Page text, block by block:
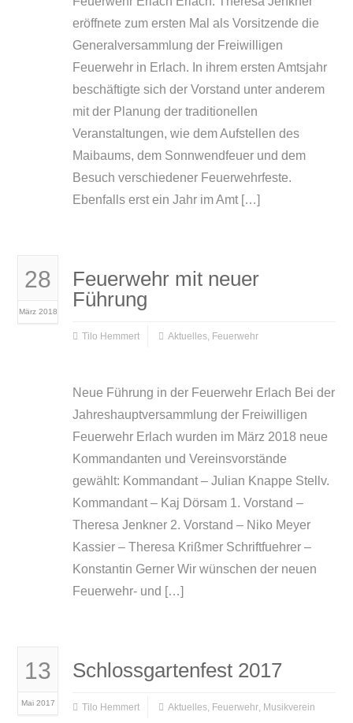
eröffnete zum ersten Mal als Vorsitzende die
Generalversammlung der Freiwilligen
Feuerwehr in Erlach. In ihrem ersten Amtsjahr
beschäftigte sich der Vorstand unter anderem
mit der Planung der traditionellen
Veranstaltungen, wie dem Aufstellen des
Maibaums, dem Sonnwendfeuer und dem
Besuch verschiedener Feuerwehrfeste.
Ebenfalls erst ein Jahr im Amt […]
28
März 2018
Feuerwehr mit neuer
Führung
Tilo Hemmert Aktuelles, Feuerwehr
Neue Führung in der Feuerwehr Erlach Bei der
Jahreshauptversammlung der Freiwilligen
Feuerwehr Erlach wurden im März 2018 neue
Kommandanten und Vereinsvorstände
gewählt: Kommandant – Julian Knappe Stellv.
Kommandant – Kaj Dörsam 1. Vorstand –
Theresa Jenkner 2. Vorstand – Niko Meyer
Kassier – Theresa Krißmer Schriftfuehrer –
Konstantin Gerner Wir wünschen der neuen
Feuerwehr- und […]
13
Mai 2017
Schlossgartenfest 2017
Tilo Hemmert Aktuelles, Feuerwehr, Musikverein